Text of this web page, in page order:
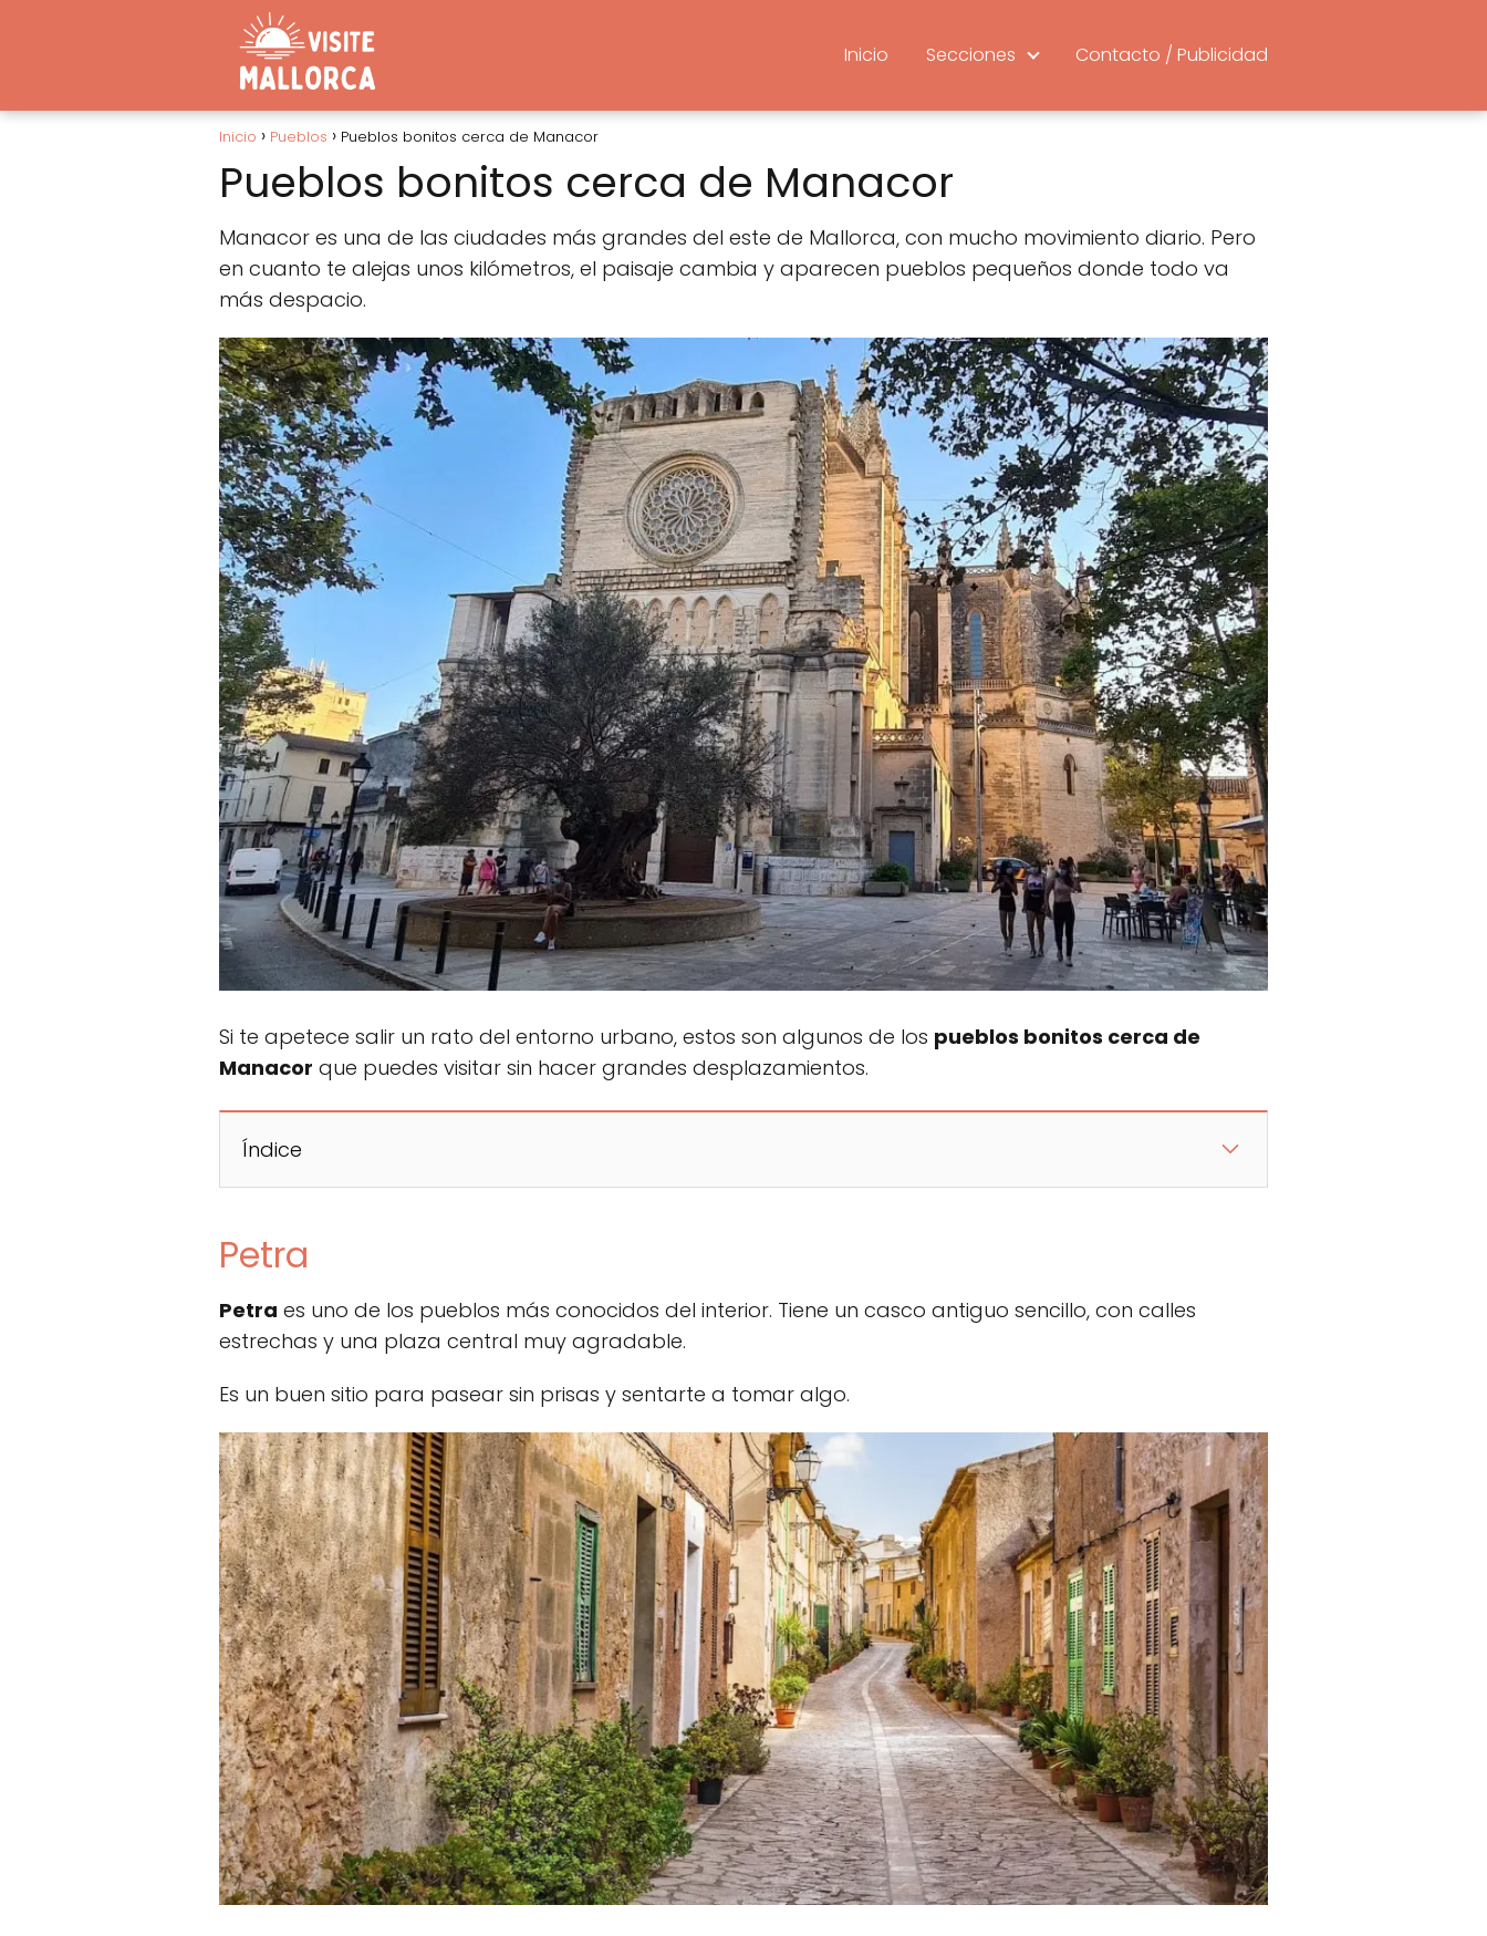
Inicio Secciones Contacto / Publicidad
Inicio Pueblos Pueblos bonitos cerca de Manacor
Pueblos bonitos cerca de Manacor
Manacor es una de las ciudades más grandes del este de Mallorca, con mucho movimiento diario. Pero
en cuanto te alejas unos kilómetros, el paisaje cambia y aparecen pueblos pequeños donde todo va
más despacio.
Si te apetece salir un rato del entorno urbano, estos son algunos de los pueblos bonitos cerca de
Manacor que puedes visitar sin hacer grandes desplazamientos.
Índice
Petra
Petra es uno de los pueblos más conocidos del interior. Tiene un casco antiguo sencillo, con calles
estrechas y una plaza central muy agradable.
Es un buen sitio para pasear sin prisas y sentarte a tomar algo.